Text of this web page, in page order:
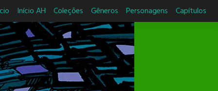
Início AH Coleções Gêneros Personagens Capítulos